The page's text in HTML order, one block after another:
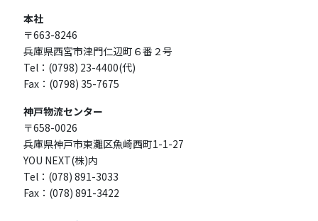
ン
本社
〒663-8246
兵庫県西宮市津門仁辺町６番２号
Tel：(0798) 23-4400(代)
Fax：(0798) 35-7675
神戸物流センター
〒658-0026
兵庫県神戸市東灘区魚崎西町1-1-27
YOU NEXT(株)内
Tel：(078) 891-3033
Fax：(078) 891-3422